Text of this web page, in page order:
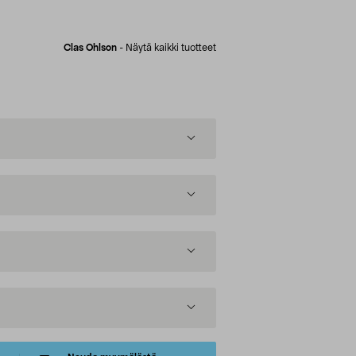
Clas Ohlson - Näytä kaikki tuotteet